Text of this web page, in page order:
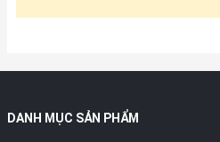
DANH MỤC SẢN PHẨM